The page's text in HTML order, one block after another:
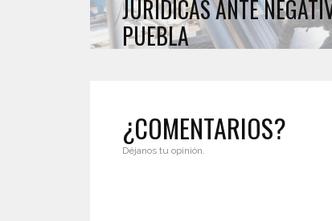
JURÍDICAS ANTE
PUEBLA
¿COMENTARIOS?
Déjanos tu opinión.